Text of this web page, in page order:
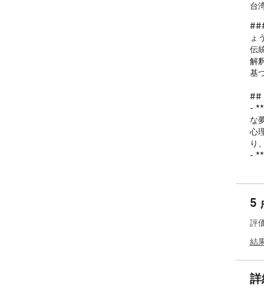
台
ょ
伝
解
基
##
-
な
心
り
-
-
る
提
-
は
の
が
5
評
結